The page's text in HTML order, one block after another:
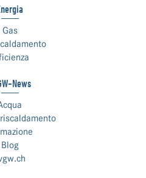
Gas
News
Blog